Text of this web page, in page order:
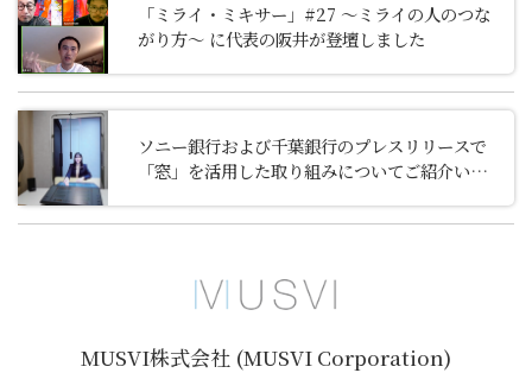
「ミライ・ミキサー」#27 ～ミライの人のつな
がり方～ に代表の阪井が登壇しました
ソニー銀行および千葉銀行のプレスリリースで
「窓」を活用した取り組みについてご紹介いた
MUSVI株式会社 (MUSVI Corporation)